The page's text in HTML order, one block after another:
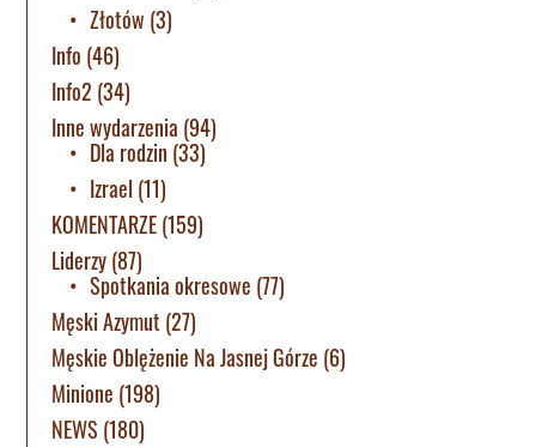
Złotów (3)
Info (46)
Info2 (34)
Inne wydarzenia (94)
Dla rodzin (33)
Izrael (11)
KOMENTARZE(159)
Liderzy(87)
Spotkania okresowe (77)
Męski Azymut (27)
Męskie Oblężenie Na Jasnej Górze (6)
Minione (198)
NEWS (180)